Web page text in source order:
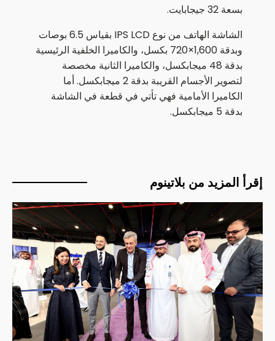
بسعة 32 جيجابايت.
الشاشة الهاتف من نوع IPS LCD بقياس 6.5 بوصات
وبدقة 1,600×720 بكسل، والكاميرا الخلفية الرئيسية
بدقة 48 ميجابكسل، والكاميرا الثانية مخصصة
لتصوير الأجسام القريبة بدقة 2 ميجابكسل. أما
الكاميرا الأمامية فهي تأتي في قطعة في الشاشة
بدقة 5 ميجابكسل.
إقرأ المزيد من بلاتينوم